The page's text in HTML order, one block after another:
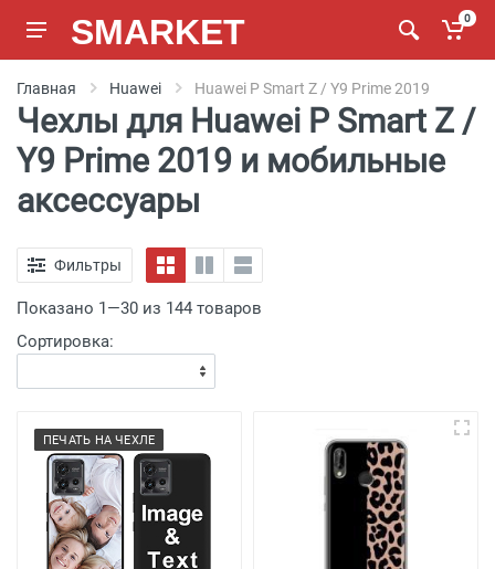
SMARKET 0
Главная Huawei Huawei P Smart Z / Y9 Prime 2019
Чехлы для Huawei P Smart Z /
Y9 Prime 2019 и мобильные
аксессуары
Фильтры
Показано 1—30 из 144 товаров
Сортировка:
ПЕЧАТЬ НА ЧЕХЛЕ